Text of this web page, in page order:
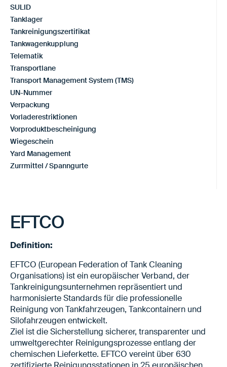
SULID
Tanklager
Tankreinigungszertifikat
Tankwagenkupplung
Telematik
Transportlane
Transport Management System (TMS)
UN-Nummer
Verpackung
Vorladerestriktionen
Vorproduktbescheinigung
Wiegeschein
Yard Management
Zurrmittel / Spanngurte
EFTCO
Definition:
EFTCO (European Federation of Tank Cleaning
Organisations) ist ein europäischer Verband, der
Tankreinigungsunternehmen repräsentiert und
harmonisierte Standards für die professionelle
Reinigung von Tankfahrzeugen, Tankcontainern und
Silofahrzeugen entwickelt.
Ziel ist die Sicherstellung sicherer, transparenter und
umweltgerechter Reinigungsprozesse entlang der
chemischen Lieferkette. EFTCO vereint über 630